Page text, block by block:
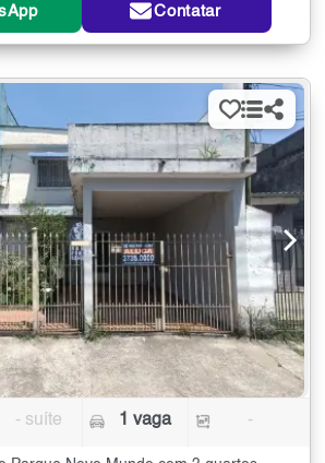
Contatar
- suíte 1 vaga -